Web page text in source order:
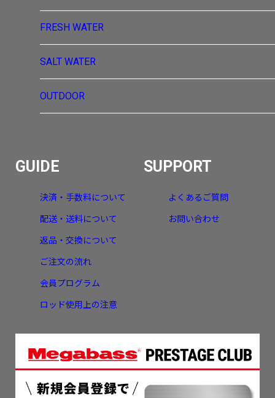
FRESH WATER
SALT WATER
OUTDOOR
GUIDE
決済・手数料について
配送・送料について
返品・交換について
ご注文の流れ
会員プログラム
ロッド使用上の注意
SUPPORT
よくあるご質問
お問い合わせ